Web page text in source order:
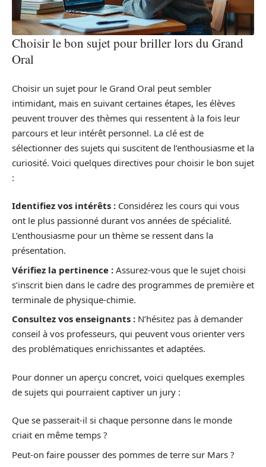
Choisir le bon sujet pour briller lors du Grand
Oral
Choisir un sujet pour le Grand Oral peut sembler
intimidant, mais en suivant certaines étapes, les élèves
peuvent trouver des thèmes qui ressentent à la fois leur
parcours et leur intérêt personnel. La clé est de
sélectionner des sujets qui suscitent de l’enthousiasme et la
curiosité. Voici quelques directives pour choisir le bon sujet
:
Identifiez vos intérêts : Considérez les cours qui vous
ont le plus passionné durant vos années de spécialité.
L’enthousiasme pour un thème se ressent dans la
présentation.
Vérifiez la pertinence : Assurez-vous que le sujet choisi
s’inscrit bien dans le cadre des programmes de première et
terminale de physique-chimie.
Consultez vos enseignants : N’hésitez pas à demander
conseil à vos professeurs, qui peuvent vous orienter vers
des problématiques enrichissantes et adaptées.
Pour donner un aperçu concret, voici quelques exemples
de sujets qui pourraient captiver un jury :
Que se passerait-il si chaque personne dans le monde
criait en même temps ?
Peut-on faire pousser des pommes de terre sur Mars ?